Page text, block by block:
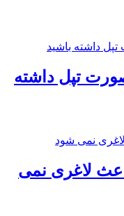
تپل داشته
لاغری نمی